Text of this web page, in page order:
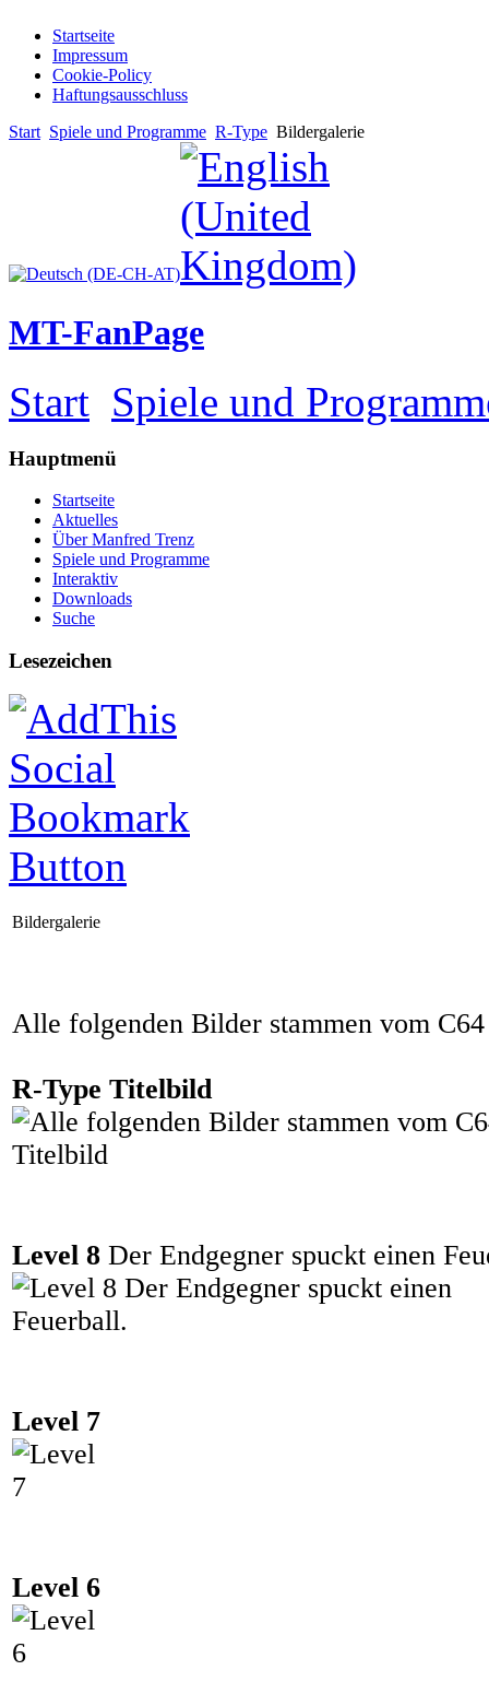
Startseite
Impressum
Cookie-Policy
Haftungsausschluss
Start Spiele und Programme R-Type Bildergalerie
MT-FanPage
Start Spiele und
Hauptmenü
Startseite
Aktuelles
Über Manfred Trenz
Spiele und Programme
Interaktiv
Downloads
Suche
Lesezeichen
Bildergalerie
Alle folgenden Bilder stammen vom C64
R-Type Titelbild
Level 8 Der Endgegner spuckt einen
Level 7
Level 6